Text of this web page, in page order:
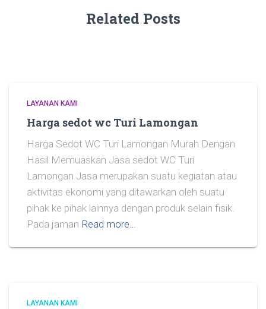
Related Posts
LAYANAN KAMI
Harga sedot wc Turi Lamongan
Harga Sedot WC Turi Lamongan Murah Dengan
Hasil Memuaskan Jasa sedot WC Turi
Lamongan Jasa merupakan suatu kegiatan atau
aktivitas ekonomi yang ditawarkan oleh suatu
pihak ke pihak lainnya dengan produk selain fisik.
Pada jaman Read more…
LAYANAN KAMI